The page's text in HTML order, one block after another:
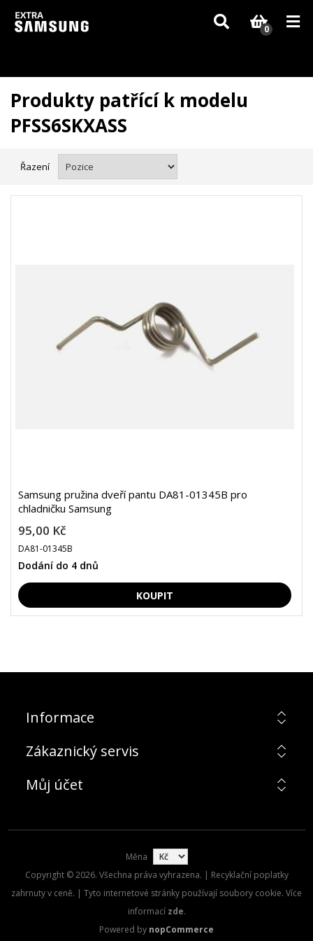
Vzhledem k aktuální situaci se může dodání dílů, které nejsou skladem,
zpozdit. Děkujeme za pochopení.
0
Produkty patřící k modelu
PFSS6SKXASS
Řazení
Samsung pružina dveří pantu DA81-01345B pro
chladničku Samsung
95,00 Kč
DA81-01345B
Dodání do 4 dnů
Informace
Zákaznický servis
Můj účet
Měna
Copyright © 2026. Všechna práva vyhrazena. | Recyklační poplatky
zahrnuty v ceně. | Tyto internetové stránky používají soubory cookie. Více
informací zde.
Powered by nopCommerce